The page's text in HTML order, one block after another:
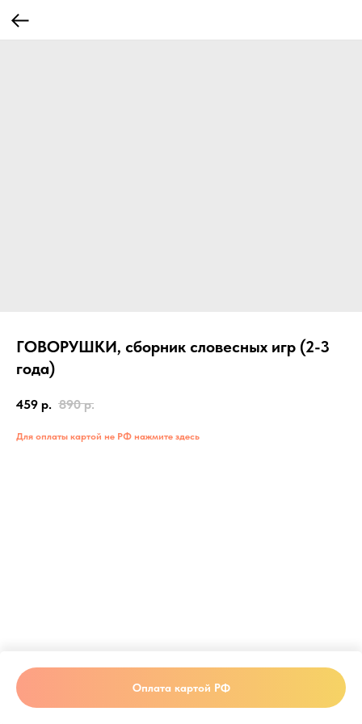
ГОВОРУШКИ, сборник словесных игр (2-3
года)
459 р. 890 р.
Оплата картой РФ
Для оплаты картой не РФ нажмите здесь